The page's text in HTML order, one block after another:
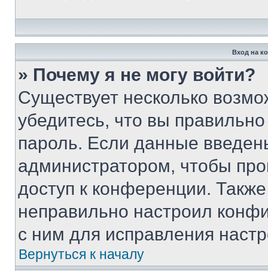
Вход на
» Почему я не могу войти?
Существует несколько
убедитесь, что вы
пароль. Если данные
администратором, чтобы
доступ к конференции.
неправильно настроил
с ним для исправления
Вернуться к началу